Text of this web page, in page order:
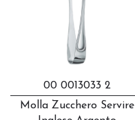
00 0013033 2
Molla Zucchero Servire